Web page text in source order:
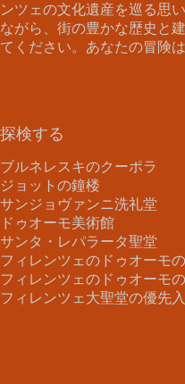
ンツェの文化遺産を巡る思
ながら、街の豊かな歴史と
てください。あなたの冒険
探検する
ブルネレスキのクーポラ
ジョットの鐘楼
サンジョヴァンニ洗礼堂
ドゥオーモ美術館
サンタ・レパラータ聖堂
フィレンツェのドゥオーモ
フィレンツェのドゥオーモ
フィレンツェ大聖堂の優先